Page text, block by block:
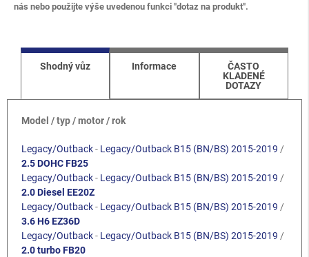
nás nebo použijte výše uvedenou funkci "dotaz na produkt".
Shodný vůz Informace
ČASTO
KLADENÉ
DOTAZY
Model / typ / motor / rok
Legacy/Outback- Legacy/Outback B15 (BN/BS) 2015-2019 /
2.5 DOHC FB25
Legacy/Outback- Legacy/Outback B15 (BN/BS) 2015-2019 /
2.0 Diesel EE20Z
Legacy/Outback- Legacy/Outback B15 (BN/BS) 2015-2019 /
3.6 H6 EZ36D
Legacy/Outback- Legacy/Outback B15 (BN/BS) 2015-2019 /
2.0 turbo FB20